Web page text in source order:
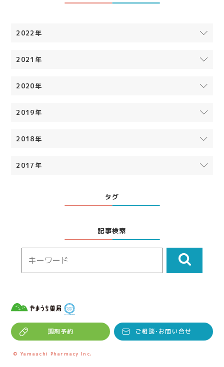
2022年
2021年
2020年
2019年
2018年
2017年
タグ
記事検索
調剤予約 ご相談･お問い合せ
© Yamauchi Pharmacy Inc.